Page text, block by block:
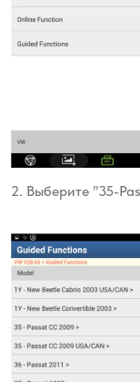
2. Выберите ”35-